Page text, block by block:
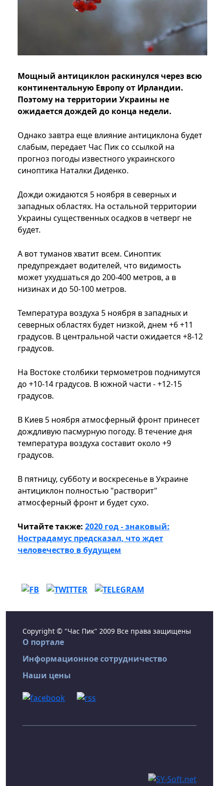
Мощный антициклон раскинулся через всю
континентальную Европу от Ирландии.
Поэтому на территории Украины не
ожидается дождей до конца недели.
Однако завтра еще влияние антициклона будет
слабым, передает Час Пик со ссылкой на
прогноз погоды известного украинского
синоптика Наталки Диденко.
Дожди ожидаются 5 ноября в северных и
западных областях. На остальной территории
Украины существенных осадков в четверг не
будет.
А вот туманов хватит всем. Синоптик
предупреждает водителей, что видимость
может ухудшаться до 200-400 метров, а в
низинах и до 50-100 метров.
Температура воздуха 5 ноября в западных и
северных областях будет низкой, днем ​​+6 +11
градусов. В центральной части ожидается +8-12
градусов.
На Востоке столбики термометров поднимутся
до +10-14 градусов. В южной части - +12-15
градусов.
В Киев 5 ноября атмосферный фронт принесет
дождливую пасмурную погоду. В течение дня
температура воздуха составит около +9
градусов.
В пятницу, субботу и воскресенье в Украине
антициклон полностью "растворит"
атмосферный фронт и будет сухо.
Читайте также: 2020 год - знаковый:
Нострадамус предсказал, что ждет
человечество в будущем
Copyright © "Час Пик" 2009 Все права защищены
О портале
Информационное сотрудничество
Наши цены